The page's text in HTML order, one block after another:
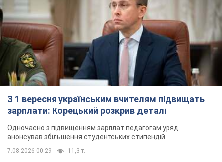
З 1 вересня українським вчителям підвищать
зарплати: Корецький розкрив деталі
Одночасно з підвищенням зарплат педагогам уряд
анонсував збільшення студентських стипендій
7.08.2026 00:29 11,3 т.